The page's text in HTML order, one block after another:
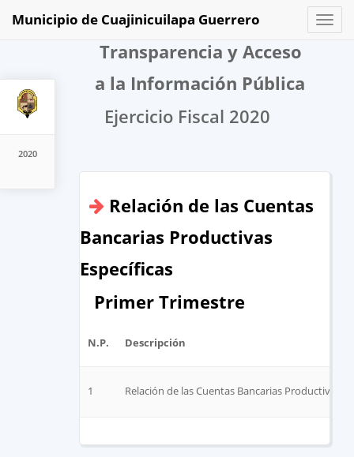
2020
Toggle
Municipio de Cuajinicuilapa Guerrero
Transparencia y Acceso
a la Información Pública
Ejercicio Fiscal 2020
Relación de las Cuentas
Bancarias Productivas
Específicas
Primer Trimestre
N.P. Descripción
1 Relación de las Cuentas Bancarias Productivas